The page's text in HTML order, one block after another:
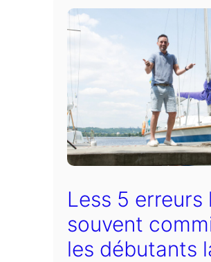
Less 5 erreurs
souvent
les débutants